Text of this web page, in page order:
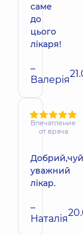
саме
до
цього
лікаря!
–
Валерія
Впечатление
от врача
уважний
лікар.
–
Наталія